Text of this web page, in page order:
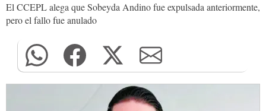
El CCEPL alega que Sobeyda Andino fue expulsada anteriormente,
pero el fallo fue anulado